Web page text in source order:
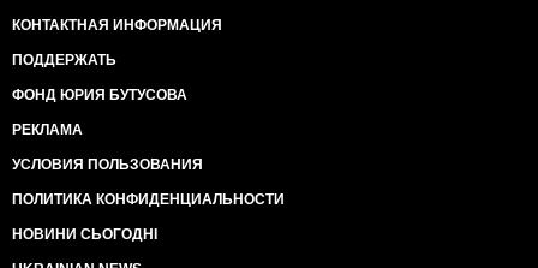
КОНТАКТНАЯ ИНФОРМАЦИЯ
ПОДДЕРЖАТЬ
ФОНД ЮРИЯ БУТУСОВА
РЕКЛАМА
УСЛОВИЯ ПОЛЬЗОВАНИЯ
ПОЛИТИКА КОНФИДЕНЦИАЛЬНОСТИ
НОВИНИ СЬОГОДНІ